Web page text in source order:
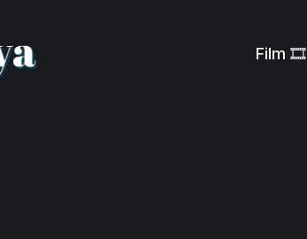
Film 🎞️